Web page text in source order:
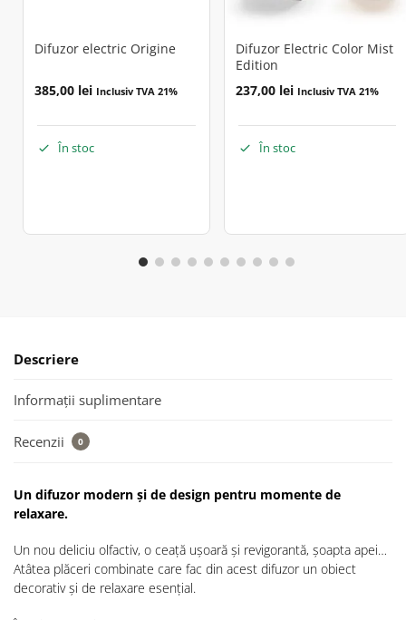
Difuzor electric Origine
385,00 lei Inclusiv TVA 21%
În stoc
Difuzor Electric Color Mist
Edition
237,00 lei Inclusiv TVA 21%
În stoc
Descriere
Informații suplimentare
Recenzii 0
Un difuzor modern și de design pentru momente de
relaxare.
Un nou deliciu olfactiv, o ceață ușoară și revigorantă, șoapta apei…
Atâtea plăceri combinate care fac din acest difuzor un obiect
decorativ și de relaxare esențial.